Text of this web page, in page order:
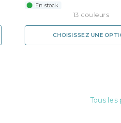
En stock
13 couleurs
CHOISISSEZ UNE
Tous les